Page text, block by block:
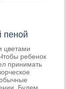
пеной
цветами
ребенок
принимать